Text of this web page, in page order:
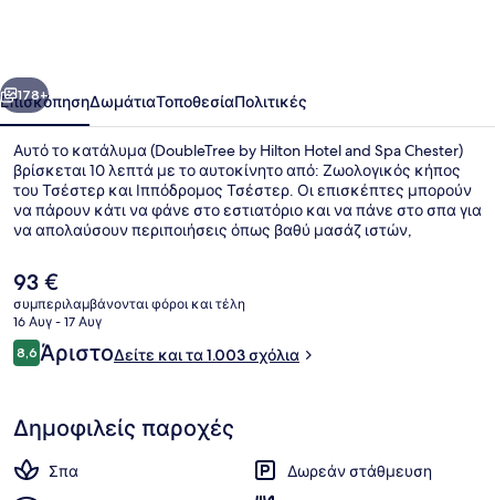
Spa
Chester
Επόμενο
178+
ΕπισκόπησηΔωμάτιαΤοποθεσίαΠολιτικές
Αυτό το κατάλυμα (DoubleTree by Hilton Hotel and Spa Chester)
βρίσκεται 10 λεπτά με το αυτοκίνητο από: Ζωολογικός κήπος
του Τσέστερ και Ιππόδρομος Τσέστερ. Οι επισκέπτες μπορούν
να πάρουν κάτι να φάνε στο εστιατόριο και να πάνε στο σπα για
να απολαύσουν περιποιήσεις όπως βαθύ μασάζ ιστών,
βρείτε ακόμη μπαρ/lounge, health club και γυμναστήριο. Άλλοι
ταξιδιώτες το προτιμούν για το εξυπηρετικό προσωπικό και τη
συνολική κατάσταση του καταλύματος.
Η
τρέχουσα
τιμή
είναι
93 €
93 €
συμπεριλαμβάνονται φόροι και τέλη
16 Αυγ - 17 Αυγ
Σχόλια
8,68,6 στα 10
ΆριστοΔείτε και τα 1.003 σχόλια
Δημοφιλείς παροχές
Σπα
Δωρεάν στάθμευση